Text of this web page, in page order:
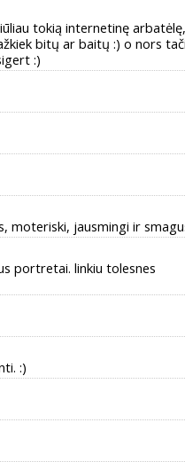
tokią internetinę arbatėlę,
bitų ar baitų :) o nors
:)
moteriski, jausmingi ir
portretai. linkiu tolesnes
:)